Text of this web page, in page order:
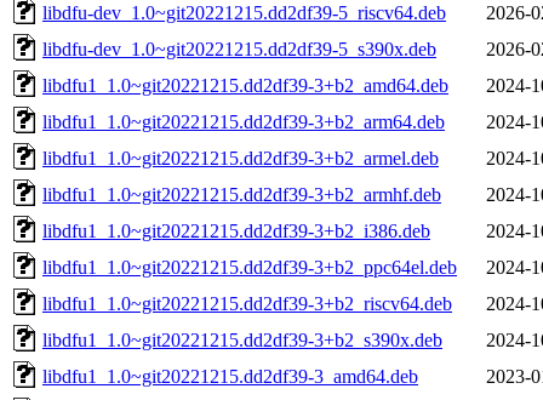
libdfu-dev_1.0~git20221215.dd2df39-5_riscv64.deb
2026-
libdfu-dev_1.0~git20221215.dd2df39-5_s390x.deb
2026-
libdfu1_1.0~git20221215.dd2df39-3+b2_amd64.deb
2024-
libdfu1_1.0~git20221215.dd2df39-3+b2_arm64.deb
2024-
libdfu1_1.0~git20221215.dd2df39-3+b2_armel.deb
2024-
libdfu1_1.0~git20221215.dd2df39-3+b2_armhf.deb
2024-
libdfu1_1.0~git20221215.dd2df39-3+b2_i386.deb
2024-
libdfu1_1.0~git20221215.dd2df39-3+b2_ppc64el.deb
2024-
libdfu1_1.0~git20221215.dd2df39-3+b2_riscv64.deb
2024-
libdfu1_1.0~git20221215.dd2df39-3+b2_s390x.deb
2024-
libdfu1_1.0~git20221215.dd2df39-3_amd64.deb
2023-